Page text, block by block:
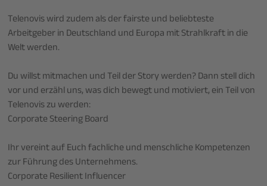
Telenovis wird zudem als der fairste und beliebteste
Arbeitgeber in Deutschland und Europa mit Strahlkraft in die
Welt werden.
Du willst mitmachen und Teil der Story werden? Dann stell dich
vor und erzähl uns, was dich bewegt und motiviert, ein Teil von
Telenovis zu werden:
Corporate Steering Board
Ihr vereint auf Euch fachliche und menschliche Kompetenzen
zur Führung des Unternehmens.
Corporate Resilient Influencer